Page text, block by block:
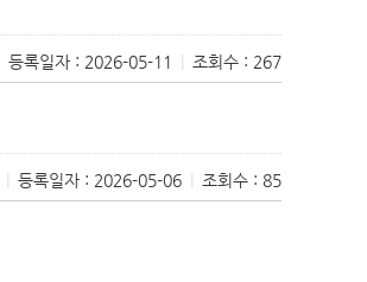
등록일자 : 2026-05-11 | 조회수 : 267
등록일자 : 2026-05-06 조회수 : 85